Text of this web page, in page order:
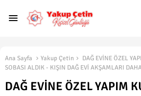
Ana Sayfa Yakup Çetin
DAĞ EVİNE ÖZEL
SOBASI ALDIK - KIŞIN DAĞ EVİ AKŞAMLARI
DAĞ EVİNE ÖZEL YAPIM